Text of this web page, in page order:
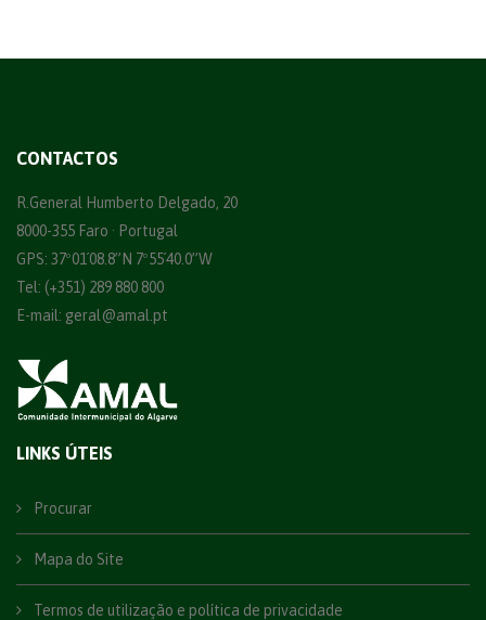
CONTACTOS
R.General Humberto Delgado, 20
8000-355 Faro · Portugal
GPS: 37º01´08.8”N 7º55´40.0”W
Tel: (+351) 289 880 800
E-mail: geral@amal.pt
LINKS ÚTEIS
Procurar
Mapa do Site
Termos de utilização e política de privacidade